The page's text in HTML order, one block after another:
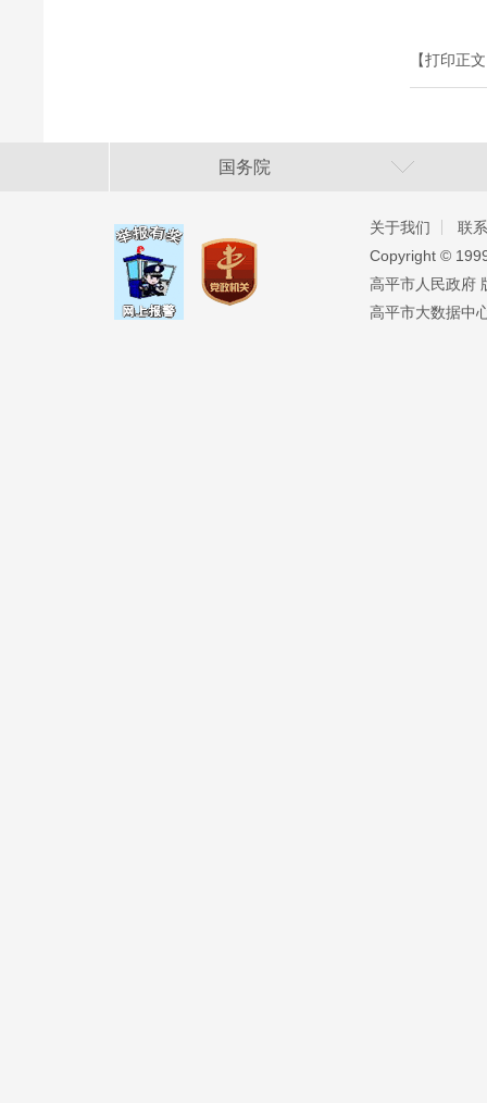
【打印正
国务院
关于我们
联
Copyright ©️
高平市人民政府
高平市大数据